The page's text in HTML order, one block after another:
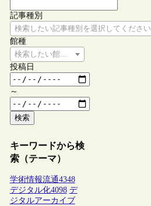
記事種別
検索したい記事種別を選択してください
館種
検索したい館種を選択してください
投稿日
～
検索
キーワードから検
索（テーマ）
学術情報流通4348
デジタル化4098 デ
ジタルアーカイブ